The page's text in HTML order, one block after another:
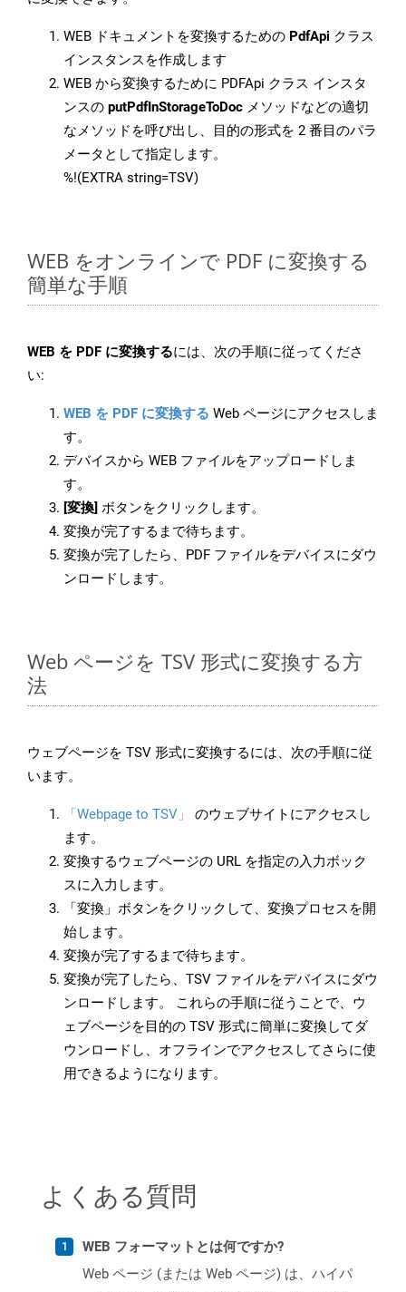
WEB ドキュメントを変換するための PdfApi クラス
インスタンスを作成します
WEB から変換するために PDFApi クラス インスタ
ンスの putPdfInStorageToDoc メソッドなどの適切
なメソッドを呼び出し、目的の形式を 2 番目のパラ
メータとして指定します。
%!(EXTRA string=TSV)
WEB をオンラインで PDF に変換する
簡単な手順
WEB を PDF に変換するには、次の手順に従ってくださ
い:
WEB を PDF に変換する Web ページにアクセスしま
す。
デバイスから WEB ファイルをアップロードしま
す。
[変換] ボタンをクリックします。
変換が完了するまで待ちます。
変換が完了したら、PDF ファイルをデバイスにダウ
ンロードします。
Web ページを TSV 形式に変換する方
法
ウェブページを TSV 形式に変換するには、次の手順に従
います。
「Webpage to TSV」
のウェブサイトにアクセスし
ます。
変換するウェブページの URL を指定の入力ボック
スに入力します。
「変換」ボタンをクリックして、変換プロセスを開
始します。
変換が完了するまで待ちます。
変換が完了したら、TSV ファイルをデバイスにダウ
ンロードします。 これらの手順に従うことで、ウ
ェブページを目的の TSV 形式に簡単に変換してダ
ウンロードし、オフラインでアクセスしてさらに使
用できるようになります。
よくある質問
WEB フォーマットとは何ですか?
Web ページ (または Web ページ) は、ハイパ